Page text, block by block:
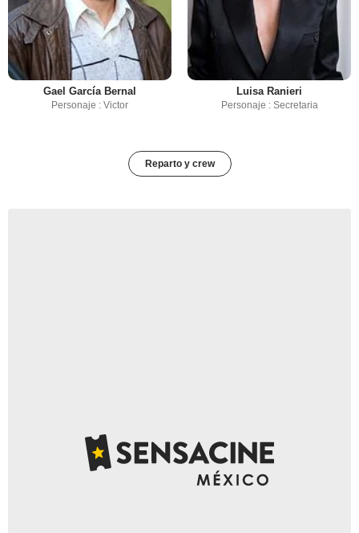
Gael García Bernal
Personaje : Victor
Luisa Ranieri
Personaje : Secretaria
Reparto y crew